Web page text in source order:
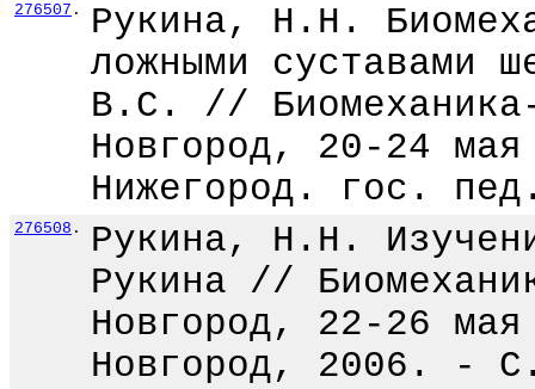
276507 .
Рукина, Н.Н.
ложными суставами
В.С. //
Новгород, 20-24
Нижегород. гос.
276508 .
Рукина, Н.Н.
Рукина //
Новгород, 22-26
Новгород, 2006. -